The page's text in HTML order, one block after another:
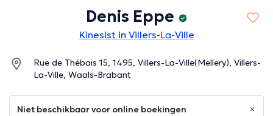
Denis Eppe
Kinesist in Villers-La-Ville
Rue de Thébais 15, 1495, Villers-La-Ville(Mellery), Villers-
La-Ville, Waals-Brabant
Niet beschikbaar voor online boekingen